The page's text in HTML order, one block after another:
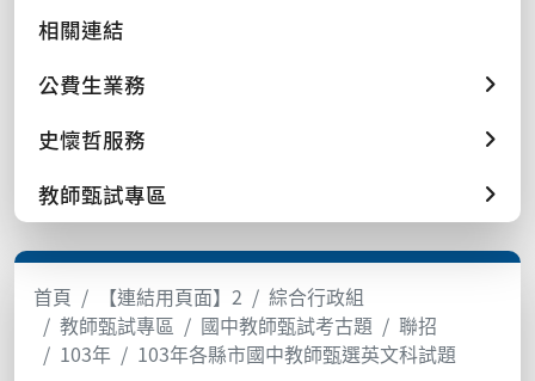
相關連結
公費生業務
史懷哲服務
教師甄試專區
首頁 【連結用頁面】2
綜合行政組
教師甄試專區
國中教師甄試考古題
聯招
103年
103年各縣市國中教師甄選英文科試題